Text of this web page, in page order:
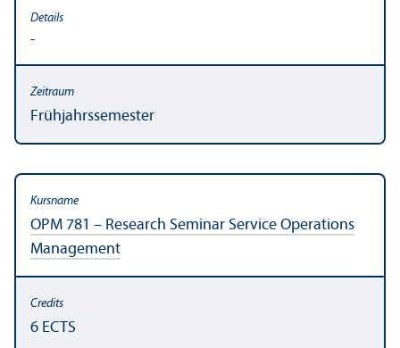
-
Frühjahrssemester
OPM 781 – Research Seminar Service Operations
Management
6 ECTS